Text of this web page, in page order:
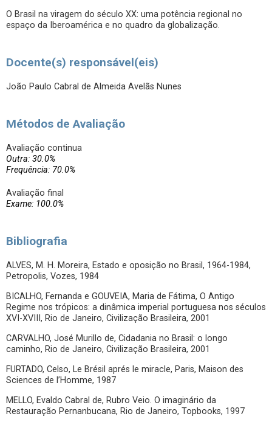
O Brasil na viragem do século XX: uma potência regional no
espaço da Iberoamérica e no quadro da globalização.
Docente(s) responsável(eis)
João Paulo Cabral de Almeida Avelãs Nunes
Métodos de Avaliação
Avaliação continua
Outra: 30.0%
Frequência: 70.0%
Avaliação final
Exame: 100.0%
Bibliografia
ALVES, M. H. Moreira, Estado e oposição no Brasil, 1964-1984,
Petropolis, Vozes, 1984
BICALHO, Fernanda e GOUVEIA, Maria de Fátima, O Antigo
Regime nos trópicos: a dinâmica imperial portuguesa nos séculos
XVI-XVIII, Rio de Janeiro, Civilização Brasileira, 2001
CARVALHO, José Murillo de, Cidadania no Brasil: o longo
caminho, Rio de Janeiro, Civilização Brasileira, 2001
FURTADO, Celso, Le Brésil aprés le miracle, Paris, Maison des
Sciences de l’Homme, 1987
MELLO, Evaldo Cabral de, Rubro Veio. O imaginário da
Restauração Pernanbucana, Rio de Janeiro, Topbooks, 1997